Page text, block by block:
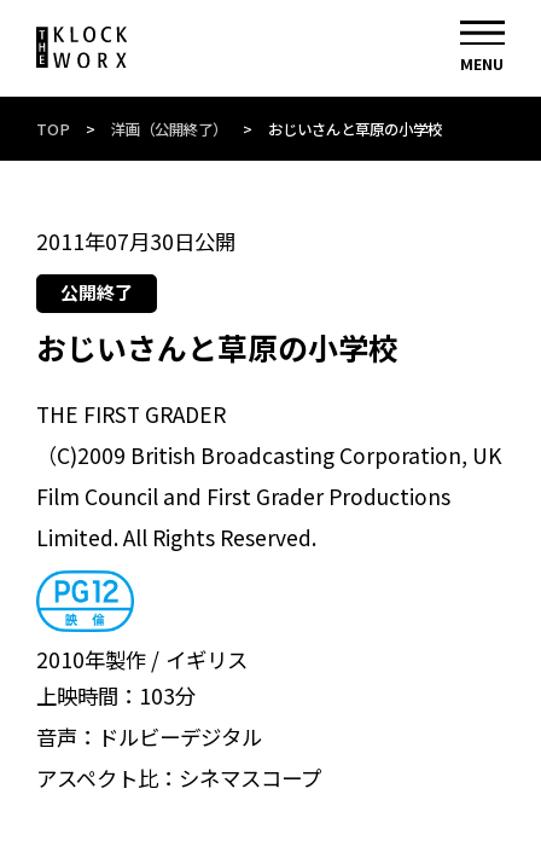
TOP > 洋画（公開終了） > おじいさんと草原の小学校
2011年07月30日公開
公開終了
おじいさんと草原の小学校
THE FIRST GRADER
（C)2009 British Broadcasting Corporation, UK
Film Council and First Grader Productions
Limited. All Rights Reserved.
2010年製作
イギリス
上映時間： 103分
音声： ドルビーデジタル
アスペクト比： シネマスコープ